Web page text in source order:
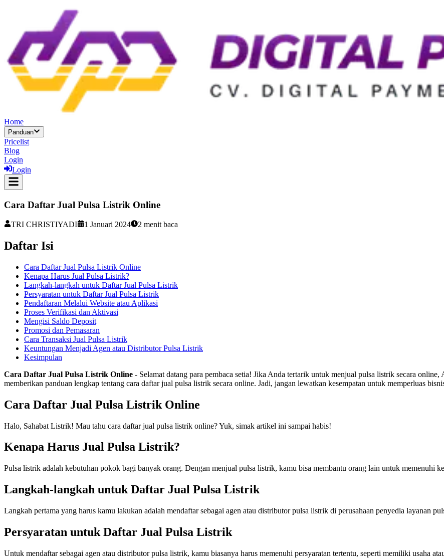
Home
Panduan
Pricelist
Blog
Login
Login
Cara Daftar Jual Pulsa Listrik Online
TRI CHRISTIYADI 1 Januari 2024 2 menit baca
Daftar Isi
Cara Daftar Jual Pulsa Listrik Online
Kenapa Harus Jual Pulsa Listrik?
Langkah-langkah untuk Daftar Jual Pulsa Listrik
Persyaratan untuk Daftar Jual Pulsa Listrik
Pendaftaran Melalui Website atau Aplikasi
Proses Verifikasi dan Aktivasi
Mengisi Saldo Deposit
Promosi dan Pemasaran
Cara Transaksi Jual Pulsa Listrik
Keuntungan Menjadi Agen atau Distributor Pulsa Listrik
Kesimpulan
Cara Daftar Jual Pulsa Listrik Online - Selamat datang para pembaca setia! Jika Anda tertarik untuk menjual pulsa listrik secara
memberikan panduan lengkap tentang cara daftar jual pulsa listrik secara online. Jadi, jangan lewatkan kesempatan untuk memperluas
Cara Daftar Jual Pulsa Listrik Online
Halo, Sahabat Listrik! Mau tahu cara daftar jual pulsa listrik online? Yuk, simak artikel ini sampai habis!
Kenapa Harus Jual Pulsa Listrik?
Pulsa listrik adalah kebutuhan pokok bagi banyak orang. Dengan menjual pulsa listrik, kamu bisa membantu orang lain untuk memenuhi
Langkah-langkah untuk Daftar Jual Pulsa Listrik
Langkah pertama yang harus kamu lakukan adalah mendaftar sebagai agen atau distributor pulsa listrik di perusahaan penyedia layanan
Persyaratan untuk Daftar Jual Pulsa Listrik
Untuk mendaftar sebagai agen atau distributor pulsa listrik, kamu biasanya harus memenuhi persyaratan tertentu, seperti memiliki usaha